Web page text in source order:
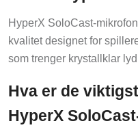
HyperX SoloCast-
kvalitet designet for
som trenger krystallklar
Hva er de
HyperX